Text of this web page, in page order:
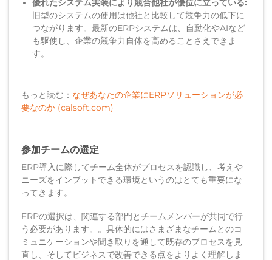
優れたシステム実装により競合他社が優位に立っている:
旧型のシステムの使用は他社と比較して競争力の低下に
つながります。最新のERPシステムは
自動化やAIなど
も駆使し、企業の競争力 自体を高めることさえできま
す。
もっと読む： なぜあなたの企業にERPソリューションが必
要なのか (calsoft.com)
参加チームの選定
ERP導入に際してチーム全体がプロセスを認識し、考えや
ニーズをインプットできる環境というのはとても重要にな
ってきます。
ERPの選択は、関連する部門とチームメンバーが共同で行
う必要があります。。具体的にはさまざまなチームとのコ
ミュニケーションや聞き取りを通して既存のプロセスを見
直し、そしてビジネスで改善できる点をよりよく理解しま